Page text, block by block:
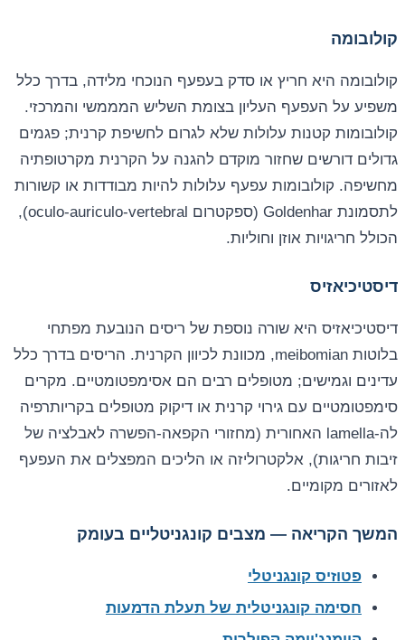
קולובומה
קולובומה היא חריץ או סדק בעפעף הנוכחי מלידה, בדרך כלל
משפיע על העפעף העליון בצומת השליש המממשי והמרכזי.
קולובומות קטנות עלולות שלא לגרום לחשיפת קרנית; פגמים
גדולים דורשים שחזור מוקדם להגנה על הקרנית מקרטופתיה
מחשיפה. קולובומות עפעף עלולות להיות מבודדות או קשורות
לתסמונת Goldenhar (ספקטרום oculo-auriculo-vertebral),
הכולל חריגויות אוזן וחוליות.
דיסטיכיאזיס
דיסטיכיאזיס היא שורה נוספת של ריסים הנובעת מפתחי
בלוטות meibomian, מכוונת לכיוון הקרנית. הריסים בדרך כלל
עדינים וגמישים; מטופלים רבים הם אסימפטומטיים. מקרים
סימפטומטיים עם גירוי קרנית או דיקוק מטופלים בקריותרפיה
לה-lamella האחורית (מחזורי הקפאה-הפשרה לאבלציה של
זיבות חריגות), אלקטרוליזה או הליכים המפצלים את העפעף
לאזורים מקומיים.
המשך הקריאה — מצבים קונגניטליים בעומק
פטוזיס קונגניטלי
חסימה קונגניטלית של תעלת הדמעות